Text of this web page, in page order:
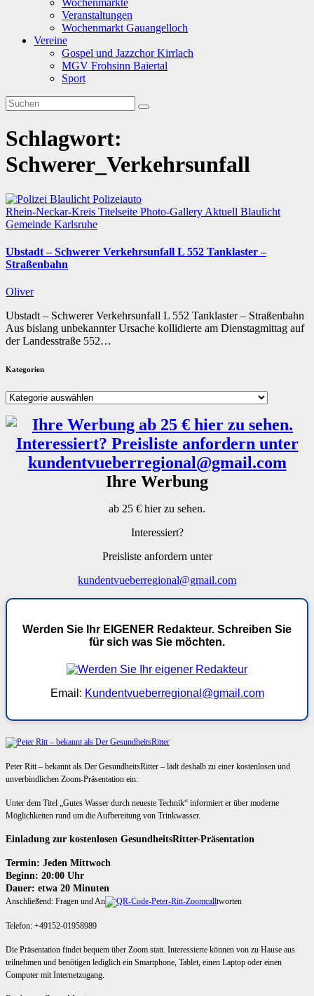
Wochenmärkte
Veranstaltungen
Wochenmarkt Gauangelloch
Vereine
Gospel und Jazzchor Kirrlach
MGV Frohsinn Baiertal
Sport
Schlagwort:
Schwerer_Verkehrsunfall
Rhein-Neckar-Kreis Titelseite Photo-Gallery Aktuell Blaulicht
Gemeinde Karlsruhe
Ubstadt – Schwerer Verkehrsunfall L 552 Tanklaster –
Straßenbahn
Oliver
Ubstadt – Schwerer Verkehrsunfall L 552 Tanklaster – Straßenbahn
Aus bislang unbekannter Ursache kollidierte am Dienstagmittag auf
der Landesstraße 552…
Kategorien
Kategorien
Ihre Werbung
ab 25 € hier zu sehen.
Interessiert?
Preisliste anfordern unter
kundentvueberregional@gmail.com
Werden Sie Ihr EIGENER Redakteur. Schreiben Sie
für sich was Sie möchten.
Email: Kundentvueberregional@gmail.com
Peter Ritt – bekannt als Der GesundheitsRitter – lädt deshalb zu einer kostenlosen und
unverbindlichen Zoom-Präsentation ein.
Unter dem Titel „Gutes Wasser durch neueste Technik“ informiert er über moderne
Möglichkeiten rund um die Aufbereitung von Trinkwasser.
Einladung zur kostenlosen GesundheitsRitter-Präsentation
Termin: Jeden Mittwoch
Beginn: 20:00 Uhr
Dauer: etwa 20 Minuten
Anschließend: Fragen und An tworten
Telefon: +49152-01958989
Die Präsentation findet bequem über Zoom statt. Interessierte können von zu Hause aus
teilnehmen und benötigen lediglich ein Smartphone, Tablet, einen Laptop oder einen
Computer mit Internetzugang.